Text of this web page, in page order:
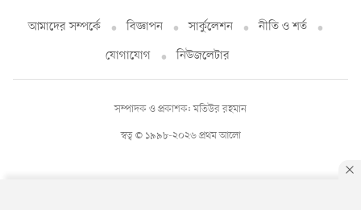
আমাদের সম্পর্কে বিজ্ঞাপন সার্কুলেশন
নীতি ও শর্ত
যোগাযোগ
নিউজলেটার
স্বত্ব © ১৯৯৮-২০২৬ প্রথম আলো
সম্পাদক ও প্রকাশক: মতিউর রহমান